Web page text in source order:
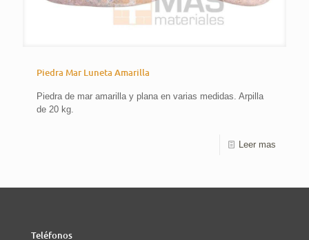
Piedra Mar Luneta Amarilla
Piedra de mar amarilla y plana en varias medidas. Arpilla
de 20 kg.
Leer mas
Teléfonos